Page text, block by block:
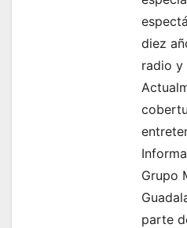
diez
radio y
Grupo
parte